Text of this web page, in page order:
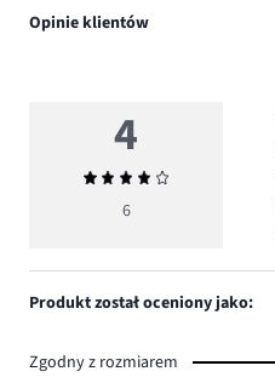
Opinie klientów
4
Średnia
ocena
6
Produkt został oceniony jako:
Zgodny z rozmiarem